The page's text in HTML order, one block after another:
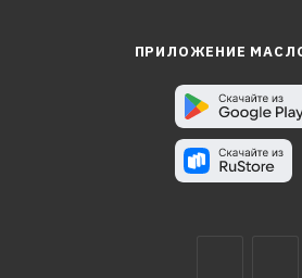
ПРИЛОЖЕНИЕ